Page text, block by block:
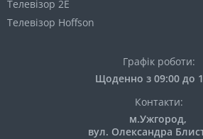
Телевізор 2E
Телевізор Hoffson
Графік роботи:
Щоденно з 09:00 до
Контакти:
м.Ужгород,
вул. Олександра